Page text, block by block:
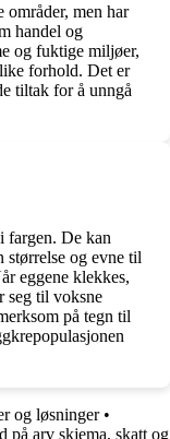
områder, men har
handel og
og fuktige miljøer,
forhold. Det er
tiltak for å unngå
fargen. De kan
størrelse og evne til
eggene klekkes,
seg til voksne
på tegn til
og løsninger•
på arv skjema, skatt og